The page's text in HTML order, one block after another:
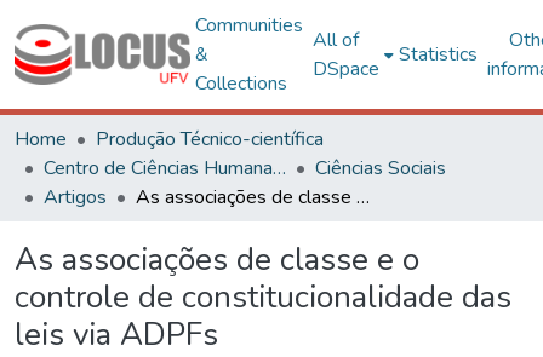
Communities
&
Collections
All of
DSpace
Statistics
Home
Produção Técnico-científica
Centro de Ciências Humanas, Letras e Artes
Ciências Sociais
Artigos
As associações de classe e o controle de constitucionalidade das leis via ADPFs
As associações de classe e o
controle de constitucionalidade das
leis via ADPFs